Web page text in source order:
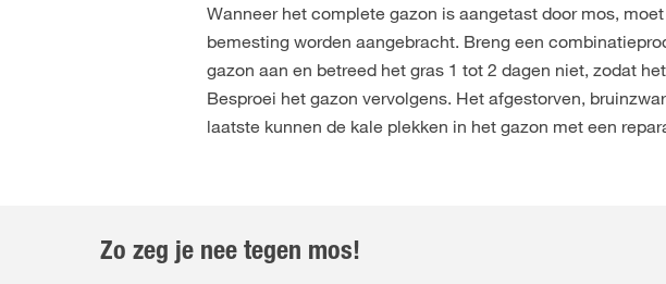
Wanneer het complete gazon is aangetast door mos,
bemesting worden aangebracht. Breng een
gazon aan en betreed het gras 1 tot 2 dagen niet, zodat
Besproei het gazon vervolgens. Het afgestorven,
laatste kunnen de kale plekken in het gazon met een
Zo zeg je nee tegen mos!